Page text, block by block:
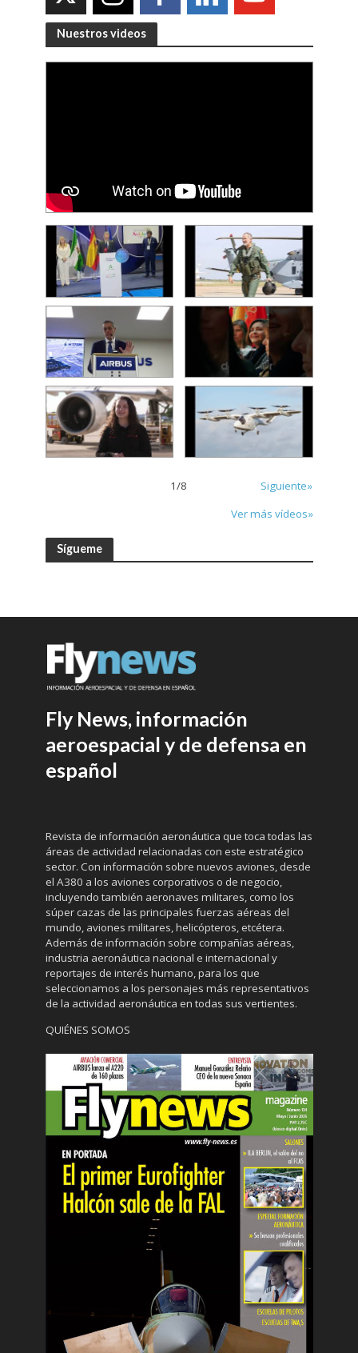
Nuestros videos
1/8
Siguiente»
Ver más vídeos»
Sígueme
Fly News, información
aeroespacial y de defensa en
español
Revista de información aeronáutica que toca todas las
áreas de actividad relacionadas con este estratégico
sector. Con información sobre nuevos aviones, desde
el A380 a los aviones corporativos o de negocio,
incluyendo también aeronaves militares, como los
súper cazas de las principales fuerzas aéreas del
mundo, aviones militares, helicópteros, etcétera.
Además de información sobre compañías aéreas,
industria aeronáutica nacional e internacional y
reportajes de interés humano, para los que
seleccionamos a los personajes más representativos
de la actividad aeronáutica en todas sus vertientes.
QUIÉNES SOMOS